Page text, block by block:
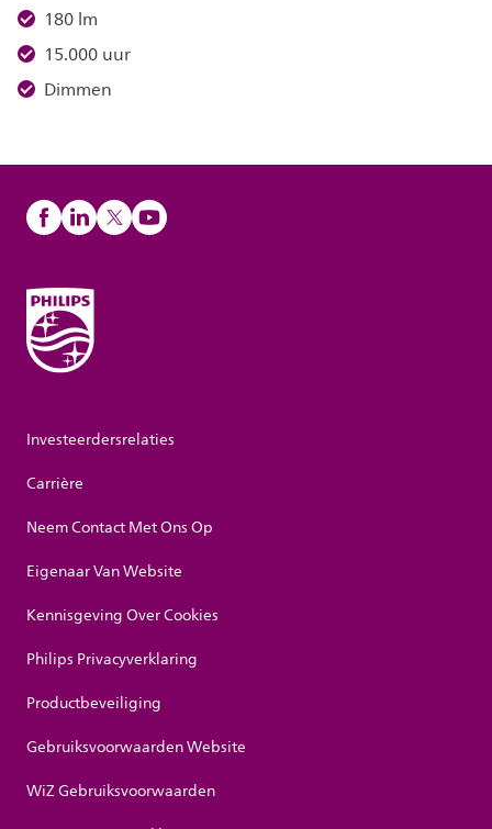
180 lm
15.000 uur
Dimmen
Investeerdersrelaties
Carrière
Neem Contact Met Ons Op
Eigenaar Van Website
Kennisgeving Over Cookies
Philips Privacyverklaring
Productbeveiliging
Gebruiksvoorwaarden Website
WiZ Gebruiksvoorwaarden